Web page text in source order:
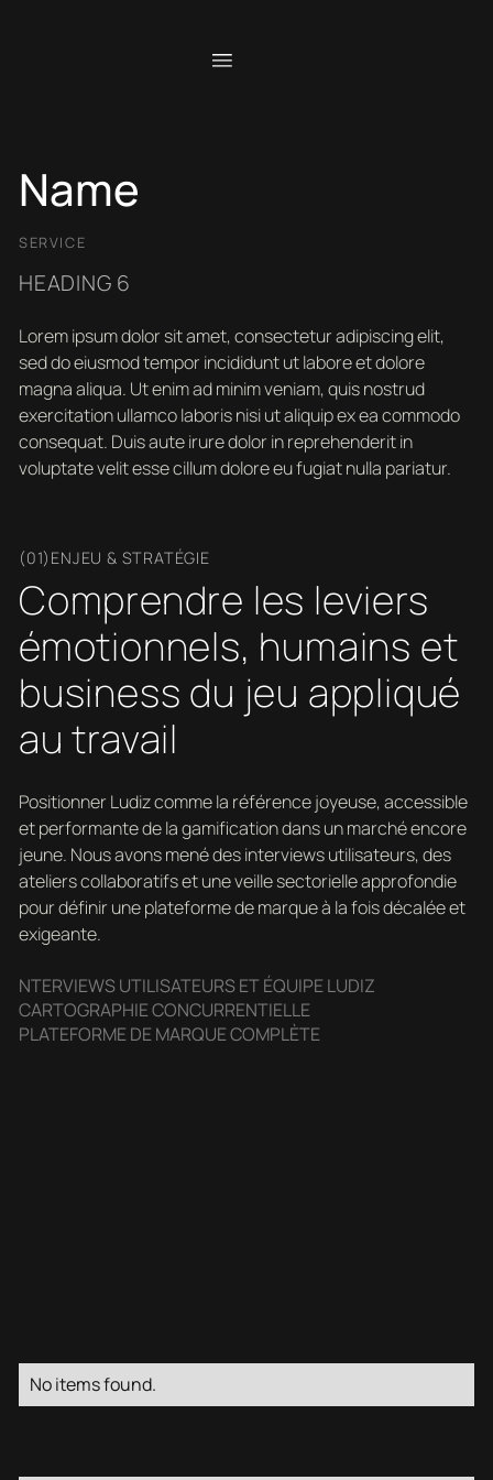
Name
SERVICE
HEADING 6
Lorem ipsum dolor sit amet, consectetur adipiscing elit,
sed do eiusmod tempor incididunt ut labore et dolore
magna aliqua. Ut enim ad minim veniam, quis nostrud
exercitation ullamco laboris nisi ut aliquip ex ea commodo
consequat. Duis aute irure dolor in reprehenderit in
voluptate velit esse cillum dolore eu fugiat nulla pariatur.
(01)ENJEU & STRATÉGIE
Comprendre les leviers
émotionnels, humains et
business du jeu appliqué
au travail
Positionner Ludiz comme la référence joyeuse, accessible
et performante de la gamification dans un marché encore
jeune. Nous avons mené des interviews utilisateurs, des
ateliers collaboratifs et une veille sectorielle approfondie
pour définir une plateforme de marque à la fois décalée et
exigeante.
NTERVIEWS UTILISATEURS ET ÉQUIPE LUDIZ
CARTOGRAPHIE CONCURRENTIELLE
PLATEFORME DE MARQUE COMPLÈTE
No items found.